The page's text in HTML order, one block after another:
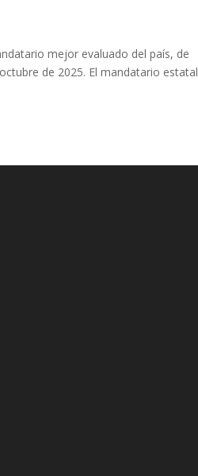
mejor evaluado del país, de
de 2025. El mandatario estatal